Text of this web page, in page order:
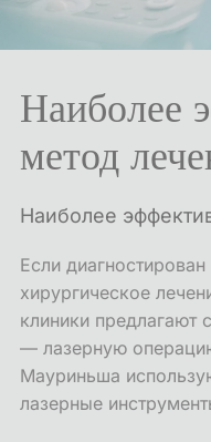
Наиболее
метод
Наиболее
Если
хирургическое
клиники предлагают
— лазерную
Мауриньша
лазерные